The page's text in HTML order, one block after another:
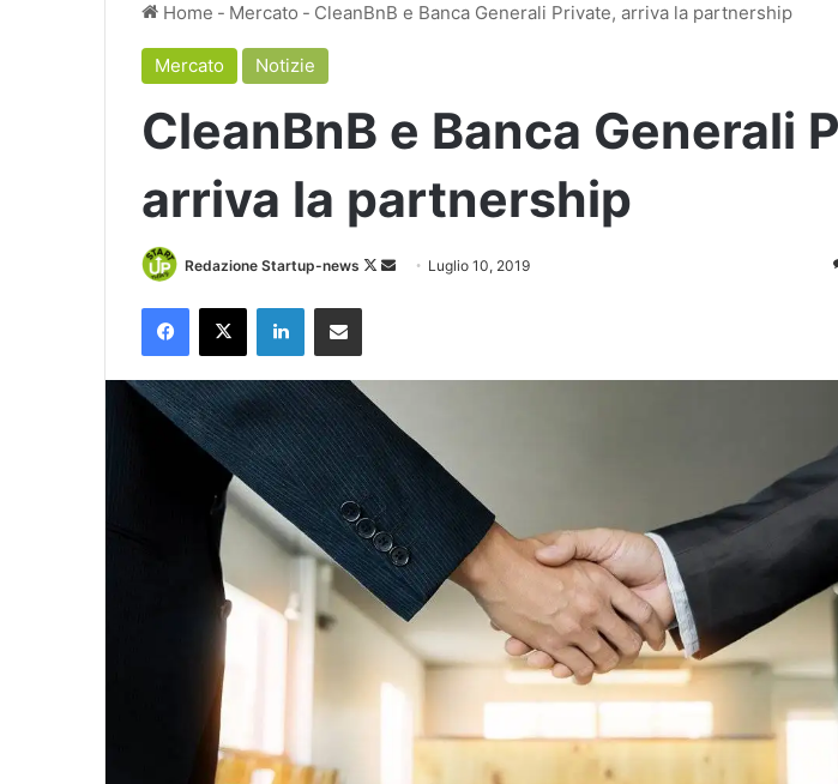
Home - Mercato - CleanBnB e Banca Generali Private, arriva la partnership
Mercato Notizie
CleanBnB e Banca Generali
arriva la partnership
Redazione Startup-news
Follow
Invia Luglio 10, 2019
Facebook
X LinkedInCondividi via Email